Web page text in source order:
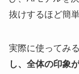
抜けするほど簡単
実際に使ってみる
し、全体の印象